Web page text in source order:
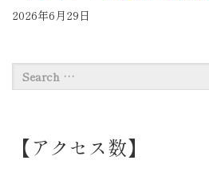
2026年6月29日
【アクセス数】